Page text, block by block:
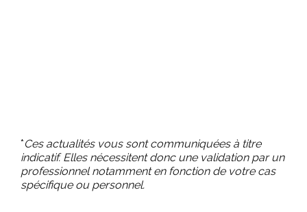
*Ces actualités vous sont communiquées à titre
indicatif. Elles nécessitent donc une validation par un
professionnel notamment en fonction de votre cas
spécifique ou personnel.